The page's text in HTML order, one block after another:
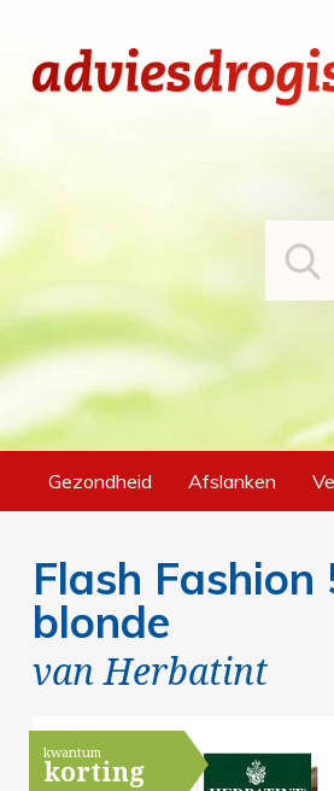
Gezondheid Afslanken
Flash Fashion
blonde
vanHerbatint
kwantum
korting